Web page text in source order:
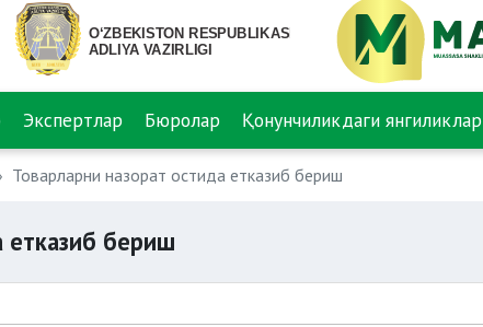
Экспертлар Бюролар Қонунчиликдаги янгиликлар
Товарларни назорат остида етказиб бериш
етказиб бериш